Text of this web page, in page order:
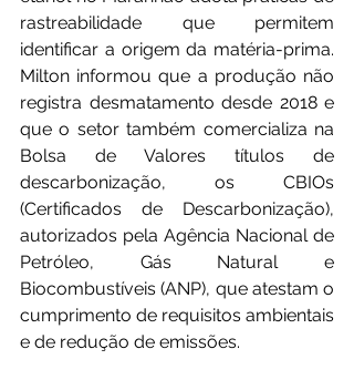
rastreabilidade que permitem
identificar a origem da matéria-prima.
Milton informou que a produção não
registra desmatamento desde 2018 e
que o setor também comercializa na
Bolsa de Valores títulos de
descarbonização, os CBIOs
(Certificados de Descarbonização),
autorizados pela Agência Nacional de
Petróleo, Gás Natural e
Biocombustíveis (ANP), que atestam o
cumprimento de requisitos ambientais
e de redução de emissões.